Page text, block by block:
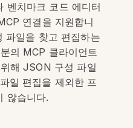
벤치마크 코드 에디터
연결을 지원합니
파일을 찾고 편집하는
의 MCP 클라이언트
해 JSON 구성 파일
일 편집을 제외한 프
않습니다.